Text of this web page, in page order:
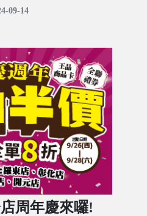
09-14
周年慶來囉!